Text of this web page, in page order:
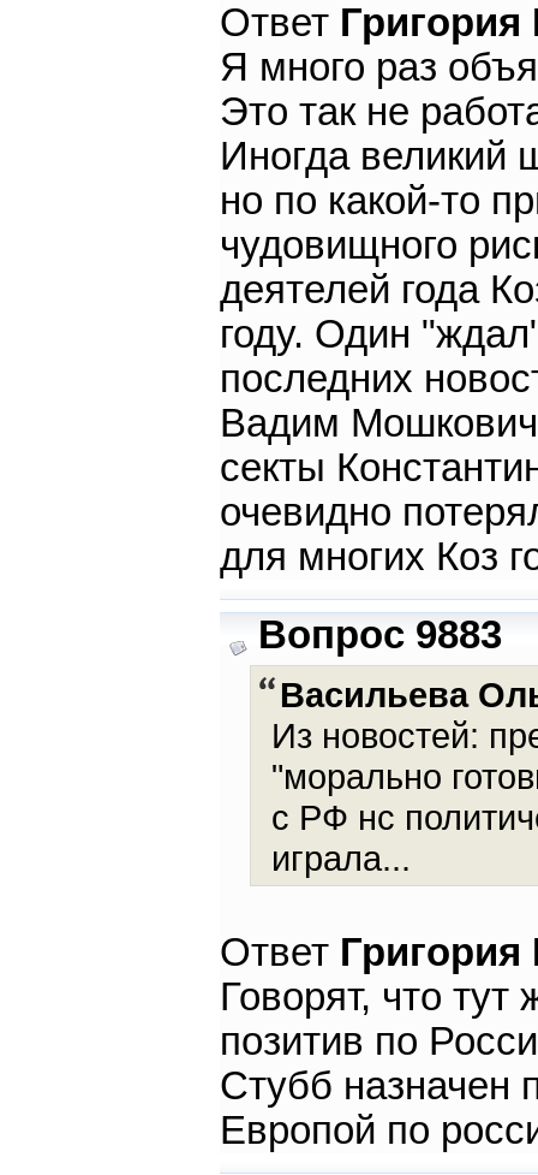
Ответ
Я много раз
Это так не
Иногда великий
но по какой-то
чудовищного
деятелей года
году. Один
последних
Вадим Мошкович
секты
очевидно
для многих Коз
Вопрос 9883
Васильева
Из новостей:
"морально
с РФ нс
играла...
Ответ
Говорят, что
позитив по
Стубб
Европой по